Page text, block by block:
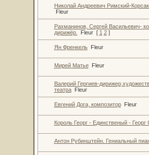
Николай Андреевич Римский-
Fleur
Рахманинов, Сергей Васильевич-
дирижёр.
Fleur [ 1 2 ]
Ян Френкель Fleur
Мирей Матье Fleur
Валерий Гергиев-
театра
Fleur
Евгений Дога, композитор Fleur
Король Георг - Единственый - Георг
Антон Рубинштейн. Гениальный